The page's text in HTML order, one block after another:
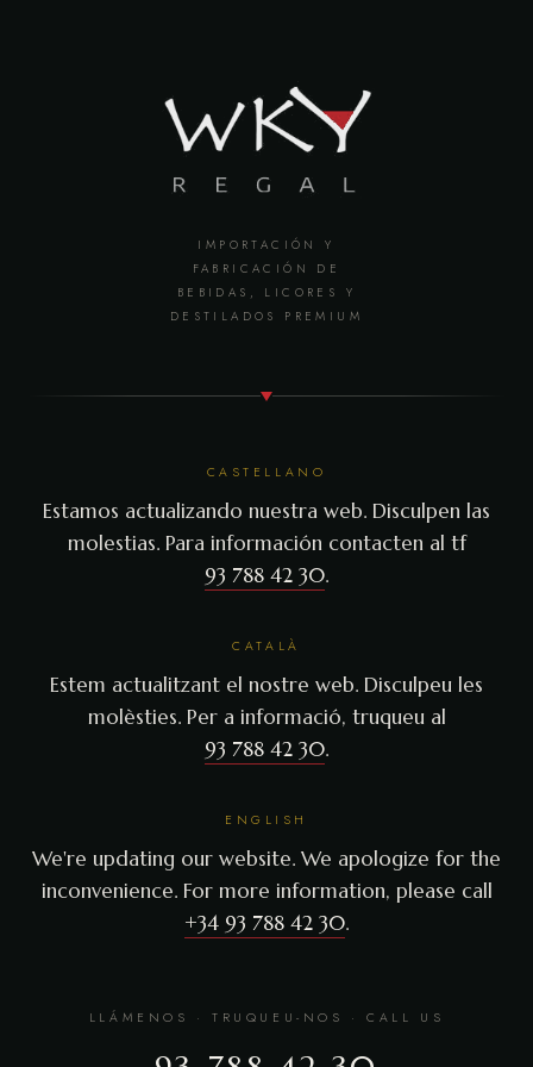
IMPORTACIÓN Y
FABRICACIÓN DE
BEBIDAS, LICORES Y
DESTILADOS PREMIUM
CASTELLANO
Estamos actualizando nuestra web. Disculpen las
molestias. Para información contacten al tf
93 788 42 30.
CATALÀ
Estem actualitzant el nostre web. Disculpeu les
molèsties. Per a informació, truqueu al
93 788 42 30.
ENGLISH
We're updating our website. We apologize for the
inconvenience. For more information, please call
+34 93 788 42 30.
LLÁMENOS · TRUQUEU-NOS · CALL US